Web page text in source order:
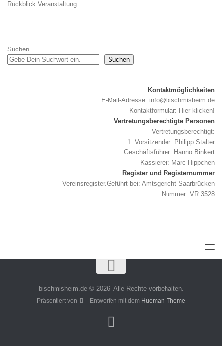
Rückblick Veranstaltung
Suchen
Suchen
Kontaktmöglichkeiten
E-Mail-Adresse: info@bischmisheim.de
Kontaktformular: Hier klicken!
Vertretungsberechtigte Personen
Vertretungsberechtigt:
1. Vorsitzender: Philipp Stalter
Geschäftsführer: Hanno Binkert
Kassierer: Marc Hippchen
Register und Registernummer
Vereinsregister.Geführt bei: Amtsgericht Saarbrücken
Nummer: VR 3528
bischmisheim.de © 2026. Alle Rechte vorbehalten.
Präsentiert von - Entworfen mit dem Hueman-Theme